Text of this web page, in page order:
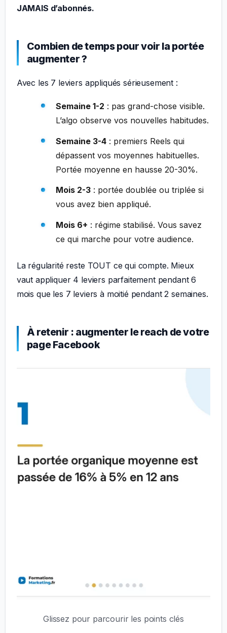
JAMAIS d’abonnés.
Combien de temps pour voir la portée
augmenter ?
Avec les 7 leviers appliqués sérieusement :
Semaine 1-2 : pas grand-chose visible.
L’algo observe vos nouvelles habitudes.
Semaine 3-4: premiers Reels qui
dépassent vos moyennes habituelles.
Portée moyenne en hausse 20-30%.
Mois 2-3: portée doublée ou triplée si
vous avez bien appliqué.
Mois 6+ : régime stabilisé. Vous savez
ce qui marche pour votre audience.
La régularité reste TOUT ce qui compte. Mieux
vaut appliquer 4 leviers parfaitement pendant 6
mois que les 7 leviers à moitié pendant 2 semaines.
À retenir : augmenter le reach de votre
page Facebook
Glissez pour parcourir les points clés